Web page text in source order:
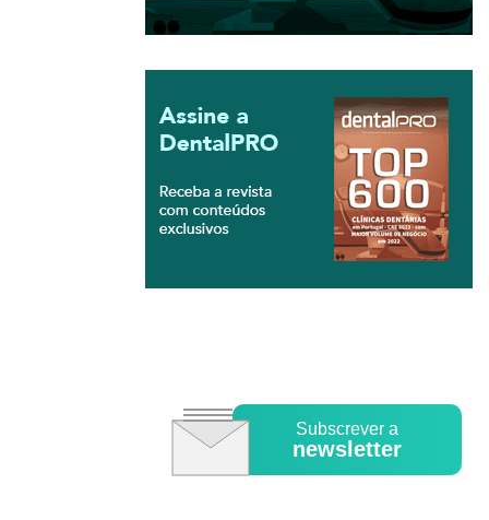
Subscrever a
newsletter